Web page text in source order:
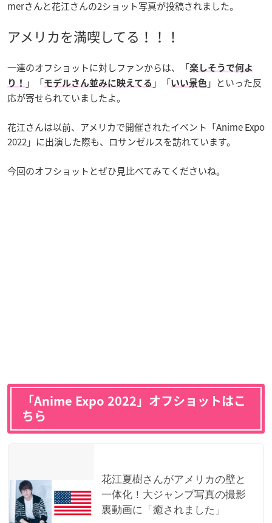
merさんと花江さんの2ショット写真が投稿されました。
アメリカを満喫してる！！！
一連のオフショットに対しファンからは、「楽しそうで何よ
り！
」「モデルさん並みに映えてる 」「いい景色 」といった反
応が寄せられていましたよ。
花江さんは以前、アメリカで開催されたイベント「Anime Expo
2022」に出演した際も、ロサンゼルスを訪れています。
今回のオフショットとぜひ見比べてみてくださいね。
「Anime Expo 2022」オフショットはこ
ちら